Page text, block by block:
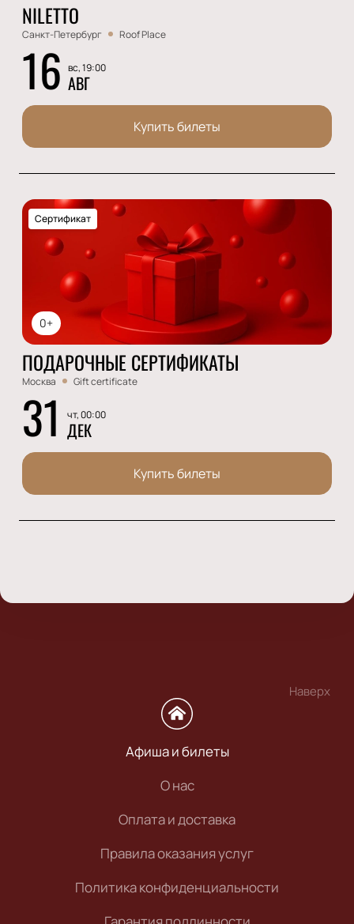
NILETTO
Санкт-Петербург Roof Place
16 вс, 19:00
АВГ
Купить билеты
0+
Сертификат
ПОДАРОЧНЫЕ СЕРТИФИКАТЫ
Москва Gift certificate
31 чт, 00:00
ДЕК
Купить билеты
Наверх
Афиша и билеты
О нас
Оплата и доставка
Правила оказания услуг
Политика конфиденциальности